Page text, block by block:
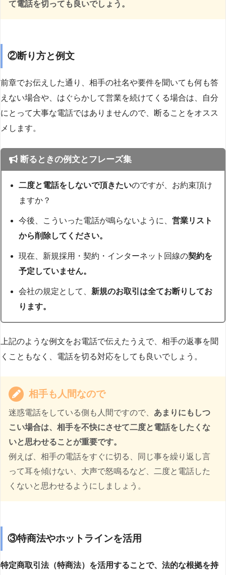
て電話を切っても良いでしょう。
②断り方と例文
前章でお伝えした通り、相手の社名や要件を聞いても何も答
えない場合や、はぐらかして営業を続けてくる場合は、自分
にとって大事な電話ではありませんので、断ることをオスス
メします。
断るときの例文とフレーズ集
二度と電話をしないで頂きたいのですが、お約束頂け
ますか？
今後、こういった電話が鳴らないように、営業リスト
から削除してください。
現在、新規採用・契約・インターネット回線の契約を
予定していません。
会社の規定として、 新規のお取引は全てお断りしてお
ります。
上記のような例文をお電話で伝えたうえで、相手の返事を聞
くこともなく、電話を切る対応をしても良いでしょう。
相手も人間なので
迷惑電話をしている側も人間ですので、 あまりにもしつ
こい場合は、相手を不快にさせて二度と電話をしたくな
いと思わせることが重要です。
例えば、相手の電話をすぐに切る、同じ事を繰り返し言
って耳を傾けない、大声で怒鳴るなど、二度と電話した
くないと思わせるようにしましょう。
③特商法やホットラインを活用
特定商取引法（特商法）を活用することで、法的な根拠を持